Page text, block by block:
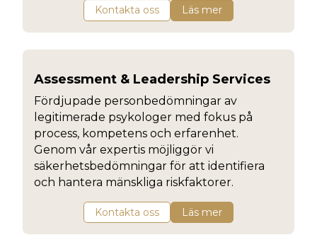
Kontakta oss Läs mer
Assessment & Leadership Services
Fördjupade personbedömningar av
legitimerade psykologer med fokus på
process, kompetens och erfarenhet.
Genom vår expertis möjliggör vi
säkerhetsbedömningar för att identifiera
och hantera mänskliga riskfaktorer.
Kontakta oss Läs mer